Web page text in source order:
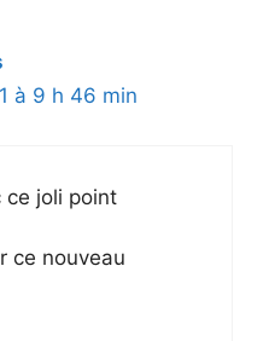
à 9 h 46 min
ce joli point
ce nouveau